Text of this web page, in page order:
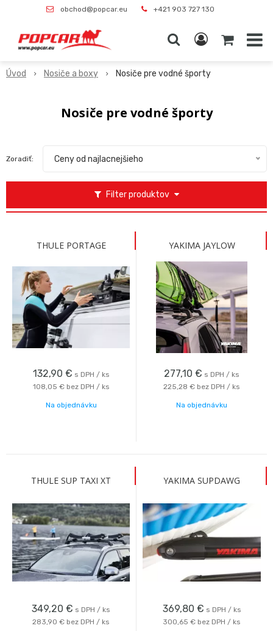
obchod@popcar.eu +421 903 727 130
Úvod Nosiče a boxy Nosiče pre vodné športy
Nosiče pre vodné športy
Filter produktov
Zoradiť: Ceny od najlacnejšieho
THULE PORTAGE
132,90 € s DPH / ks
108,05 € bez DPH / ks
Na objednávku
YAKIMA JAYLOW
277,10 € s DPH / ks
225,28 € bez DPH / ks
Na objednávku
THULE SUP TAXI XT
349,20 € s DPH / ks
283,90 € bez DPH / ks
YAKIMA SUPDAWG
369,80 € s DPH / ks
300,65 € bez DPH / ks